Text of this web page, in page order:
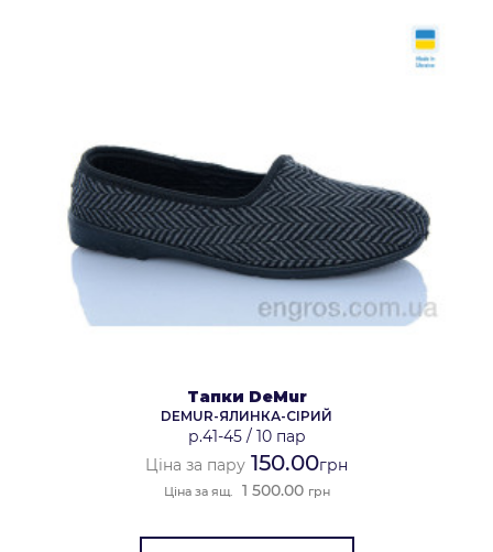
Тапки DeMur
DEMUR-ЯЛИНКА-СІРИЙ
р.41-45/ 10 пар
Ціна за пару 150.00грн
Ціна за ящ. 1 500.00 грн